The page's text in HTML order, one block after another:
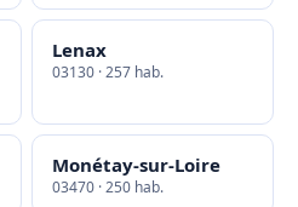
Lenax
03130 · 257 hab.
Monétay-sur-Loire
03470 · 250 hab.